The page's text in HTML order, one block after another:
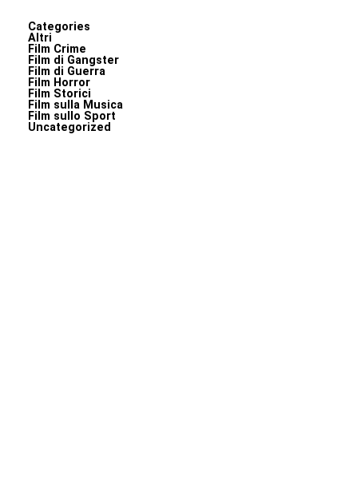
Categories
Altri
Film Crime
Film di Gangster
Film di Guerra
Film Horror
Film Storici
Film sulla Musica
Film sullo Sport
Uncategorized